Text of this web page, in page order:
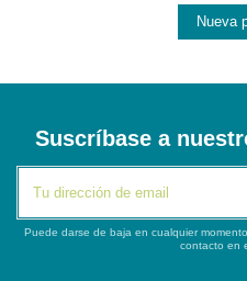
Nueva
Suscríbase a
Puede darse de baja en cualquier
contacto en